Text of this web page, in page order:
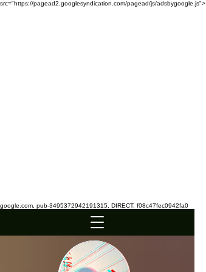
src="https://pagead2.googlesyndication.com/pagead/js/adsbygoogle.js">
google.com, pub-3495372942191315, DIRECT, f08c47fec0942fa0